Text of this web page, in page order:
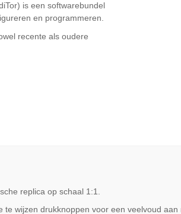
is een softwarebundel
en programmeren.
recente als oudere
replica op schaal 1:1.
wijzen drukknoppen voor een veelvoud